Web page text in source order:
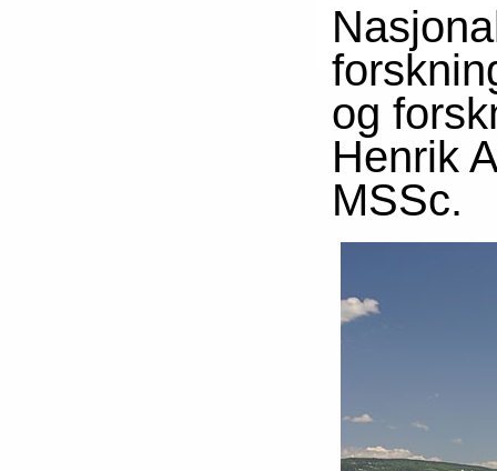
og
Henrik
MSSc.